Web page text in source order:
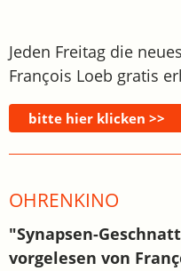
Jeden Freitag die
François Loeb gratis
OHRENKINO
"Synapsen-
vorgelesen von